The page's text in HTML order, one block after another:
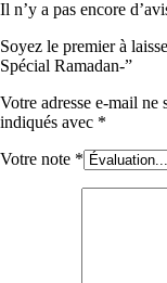
Il n’y a pas encore
Soyez le premier à
Spécial Ramadan-”
Votre adresse e-mail ne
indiqués avec *
Votre note *